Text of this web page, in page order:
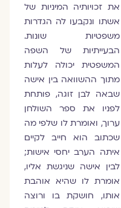
את זכויותיה המיניות של
אשתו ונקבעו לה הגדרות
משפטיות שונות.
הבעייתיות של השפה
המשפטית יכולה לעלות
מתוך ההשוואה בין אישה
שבאה לבן זוגה, פותחת
לפניו את ספר השולחן
ערוך, ואומרת לו שלפי מה
שכתוב הוא חייב לקיים
איתה הערב יחסי אישות;
לבין אישה שניגשת אליו,
אומרת לו שהיא אוהבת
אותו, חושקת בו ורוצה